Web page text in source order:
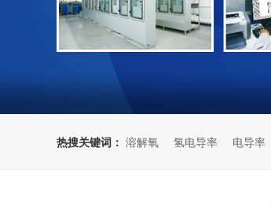
热搜关键词： 溶解氧 氢电导率 电导率